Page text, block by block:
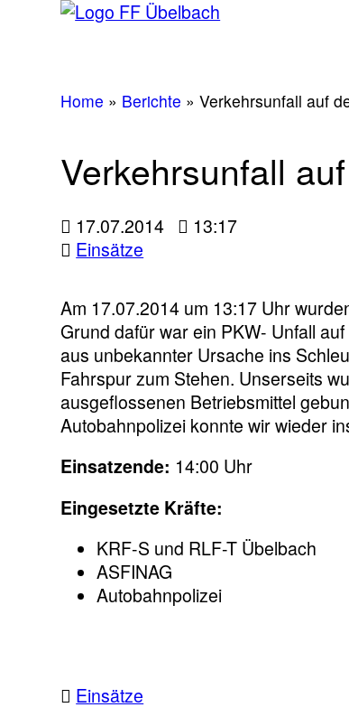
Home » Berichte »Verkehrsunfall auf
Verkehrsunfall
17.07.2014
13:17
Einsätze
Am 17.07.2014 um 13:17 Uhr
Grund dafür war ein PKW- Unfall
aus unbekannter Ursache ins
Fahrspur zum Stehen. Unserseits
ausgeflossenen Betriebsmittel
Autobahnpolizei konnte wir wieder
Einsatzende: 14:00 Uhr
Eingesetzte Kräfte:
KRF-S und RLF-T Übelbach
ASFINAG
Autobahnpolizei
Einsätze